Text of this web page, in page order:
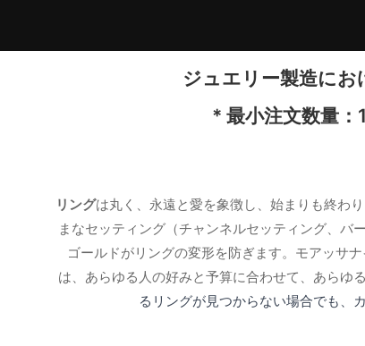
ジュエリー製造に
* 最小注文数量：
リングは丸く、永遠と愛を象徴し、始まりも終わ
まなセッティング（チャンネルセッティング、バ
ゴールドがリングの変形を防ぎます。モアッサ
は、あらゆる人の好みと予算に合わせて、あらゆ
るリングが見つからない場合でも、